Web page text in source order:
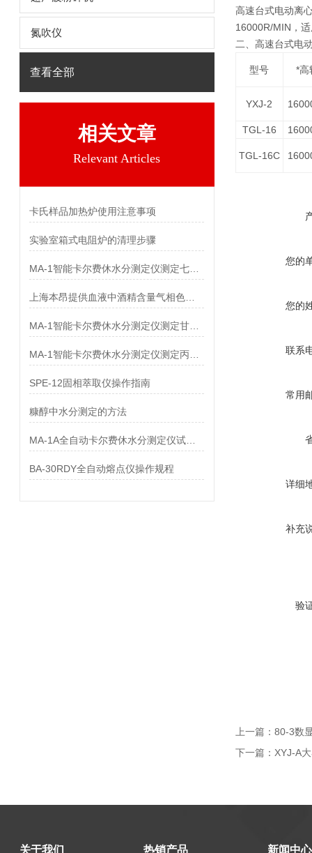
氮吹仪
查看全部
相关文章
Relevant Articles
卡氏样品加热炉使用注意事项
实验室箱式电阻炉的清理步骤
SPE-12固相萃取仪操作指南
糠醇中水分测定的方法
BA-30RDY全自动熔点仪操作规程
高速台式电动离
16000R/MIN，
二、高速台式电
型号 *高
YXJ-2
TGL-16
TGL-16C
您的
您的
联系
常用
详细
补充
验
上一篇： 80-3数
下一篇： XYJ-A
关于我们 热销产品 新闻中心